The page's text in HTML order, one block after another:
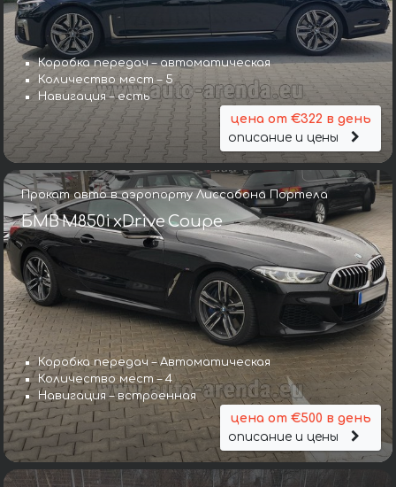
Коробка передач – автоматическая
Количество мест – 5
Навигация – есть
цена от €322 в день
описание и цены
Прокат авто в аэропорту Лиссабона Портела
БМВ M850i xDrive Coupe
Коробка передач – Автоматическая
Количество мест – 4
Навигация – встроенная
цена от €500 в день
описание и цены